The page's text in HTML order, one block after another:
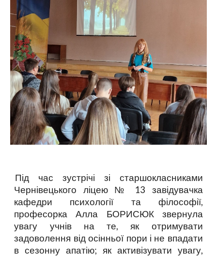
Під час зустрічі зі старшокласниками
Чернівецького ліцею № 13 завідувачка
кафедри психології та філософії,
професорка Алла БОРИСЮК звернула
увагу учнів на те, як отримувати
задоволення від осінньої пори і не впадати
в сезонну апатію; як активізувати увагу,